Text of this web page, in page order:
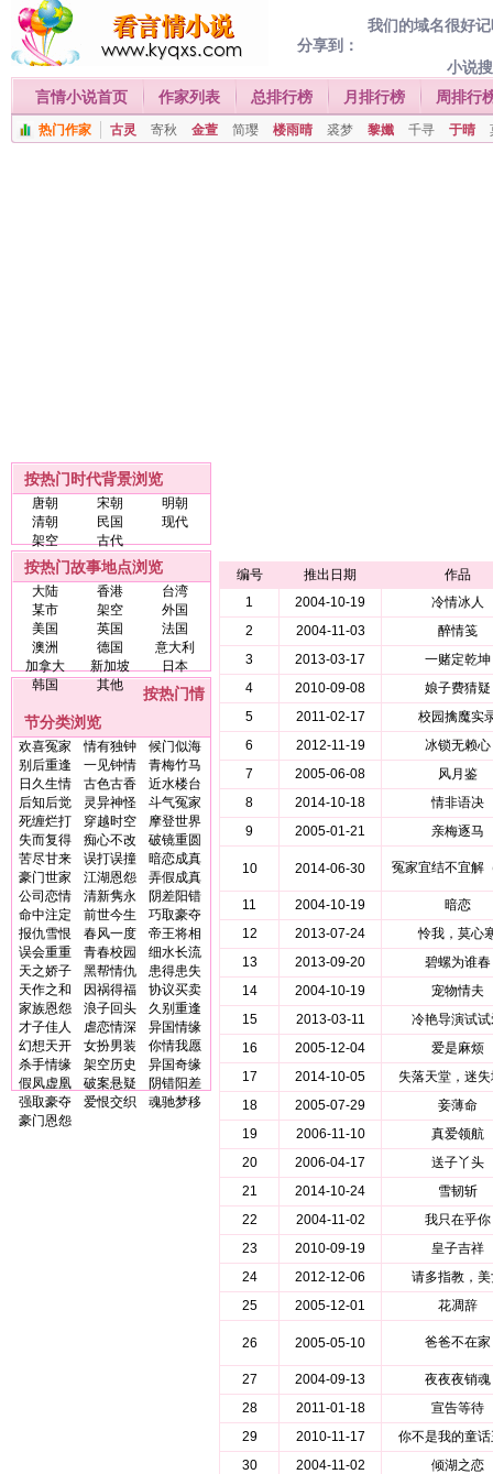
我们的域名很好
分享到：
小说
言情小说首页
作家列表 总排行榜 月排行榜 周排行
热门作家 古灵 寄秋 金萱 简璎 楼雨晴 裘梦 黎孅 千寻 于晴
按热门时代背景浏览
唐朝 宋朝
明朝
清朝
民国
现代
架空
古代
按热门故事地点浏览
大陆 香港
台湾
某市
架空
外国
美国
英国
法国
澳洲
德国
意大利
加拿大
新加坡
日本
韩国
其他
按热门情
节分类浏览
欢喜冤家 情有独钟
候门似海
别后重逢
一见钟情
青梅竹马
日久生情
古色古香
近水楼台
后知后觉
灵异神怪
斗气冤家
死缠烂打
穿越时空
摩登世界
失而复得
痴心不改
破镜重圆
苦尽甘来
误打误撞
暗恋成真
豪门世家
江湖恩怨
弄假成真
公司恋情
清新隽永
阴差阳错
命中注定
前世今生
巧取豪夺
报仇雪恨
春风一度
帝王将相
误会重重
青春校园
细水长流
天之娇子
黑帮情仇
患得患失
天作之和
因祸得福
协议买卖
家族恩怨
浪子回头
久别重逢
才子佳人
虐恋情深
异国情缘
幻想天开
女扮男装
你情我愿
杀手情缘
架空历史
异国奇缘
假凤虚凰
破案悬疑
阴错阳差
强取豪夺
爱恨交织
魂驰梦移
豪门恩怨
编号 推出日期
作品
1
2004-10-19
冷情冰人
2
2004-11-03
醉情笺
3
2013-03-17
一赌定乾坤
4
2010-09-08
娘子费猜疑
5
2011-02-17
校园擒魔实
6
2012-11-19
冰锁无赖心
7
2005-06-08
风月鉴
8
2014-10-18
情非语决
9
2005-01-21 亲梅逐马
10 2014-06-30 冤家宜结不宜解
11 2004-10-19
暗恋
12
2013-07-24
怜我，莫心
13
2013-09-20
碧螺为谁春
14
2004-10-19
宠物情夫
15
2013-03-11
冷艳导演试试
16
2005-12-04
爱是麻烦
17
2014-10-05
失落天堂，迷
18
2005-07-29
妾薄命
19
2006-11-10
真爱领航
20
2006-04-17
送子丫头
21
2014-10-24
雪韧斩
22
2004-11-02
我只在乎你
23
2010-09-19
皇子吉祥
24
2012-12-06
请多指教，美
25
2005-12-01 花凋辞
26 2005-05-10 爸爸不在家
27 2004-09-13
夜夜夜销魂
28
2011-01-18
宣告等待
29
2010-11-17
你不是我的童
30
2004-11-02
倾湖之恋